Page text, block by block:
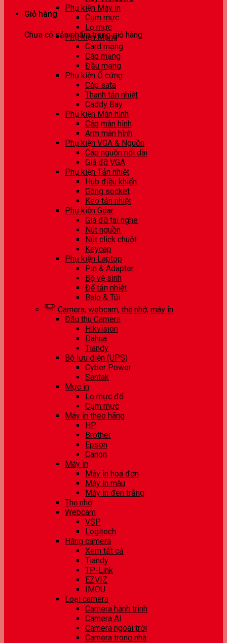
Giỏ hàng
Chưa có sản phẩm trong giỏ hàng.
Phụ kiện Máy in
Cụm mực
Lọ mực
Phụ kiện Mạng
Card mạng
Cáp mạng
Đầu mạng
Phụ kiện Ổ cứng
Cáp sata
Thanh tản nhiệt
Caddy Bay
Phụ kiện Màn hình
Cáp màn hình
Arm màn hình
Phụ kiện VGA & Nguồn
Cáp nguồn nối dài
Giá đỡ VGA
Phụ kiện Tản nhiệt
Hub điều khiển
Gông socket
Keo tản nhiệt
Phụ kiện Gear
Giá đỡ tai nghe
Nút nguồn
Nút click chuột
Keycap
Phụ kiện Laptop
Pin & Adapter
Bộ vệ sinh
Đế tản nhiệt
Balo & Túi
Camera, webcam, thẻ nhớ, máy in
Đầu thu Camera
Hikvision
Dahua
Tiandy
Bộ lưu điện (UPS)
Cyber Power
Santak
Mực in
Lọ mực đổ
Cụm mực
Máy in theo hãng
HP
Brother
Epson
Canon
Máy in
Máy in hoá đơn
Máy in màu
Máy in đen trắng
Thẻ nhớ
Webcam
VSP
Logitech
Hãng camera
Xem tất cả
Tiandy
TP-Link
EZVIZ
IMOU
Loại camera
Camera hành trình
Camera AI
Camera ngoài trời
Camera trong nhà